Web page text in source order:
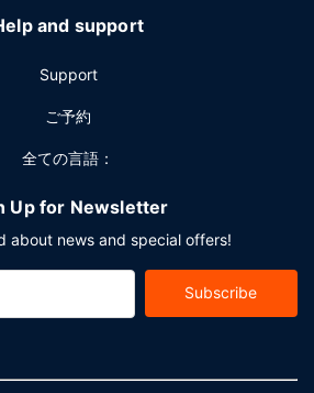
and support
Support
ご予約
全ての言語：
Up for Newsletter
about news and special offers!
Subscribe